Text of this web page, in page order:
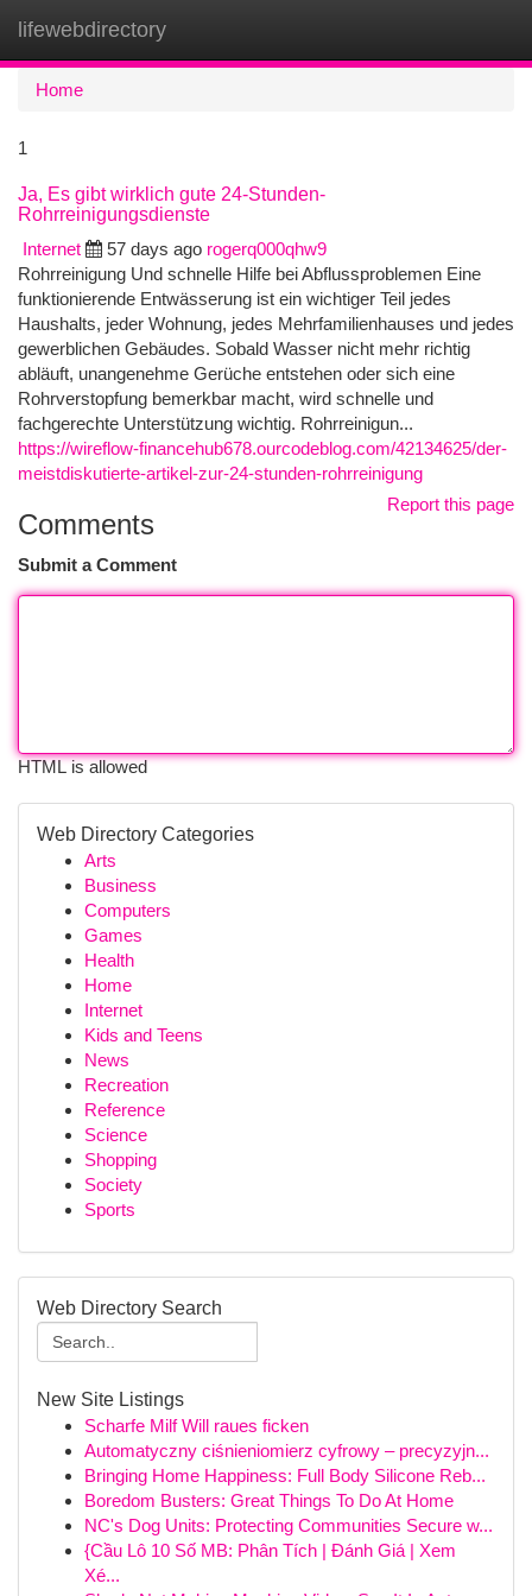
lifewebdirectory
Home
1
Ja, Es gibt wirklich gute 24-Stunden-
Rohrreinigungsdienste
Internet
57 days ago rogerq000qhw9
Rohrreinigung Und schnelle Hilfe bei Abflussproblemen Eine
funktionierende Entwässerung ist ein wichtiger Teil jedes
Haushalts, jeder Wohnung, jedes Mehrfamilienhauses und jedes
gewerblichen Gebäudes. Sobald Wasser nicht mehr richtig
abläuft, unangenehme Gerüche entstehen oder sich eine
Rohrverstopfung bemerkbar macht, wird schnelle und
fachgerechte Unterstützung wichtig. Rohrreinigun...
https://wireflow-financehub678.ourcodeblog.com/42134625/der-
meistdiskutierte-artikel-zur-24-stunden-rohrreinigung
Report this page
Comments
Submit a Comment
HTML is allowed
Web Directory Categories
Arts
Business
Computers
Games
Health
Home
Internet
Kids and Teens
News
Recreation
Reference
Science
Shopping
Society
Sports
Web Directory Search
New Site Listings
Scharfe Milf Will raues ficken
Automatyczny ciśnieniomierz cyfrowy – precyzyjn...
Bringing Home Happiness: Full Body Silicone Reb...
Boredom Busters: Great Things To Do At Home
NC's Dog Units: Protecting Communities Secure w...
{Cầu Lô 10 Số MB: Phân Tích | Đánh Giá | Xem
Xé...